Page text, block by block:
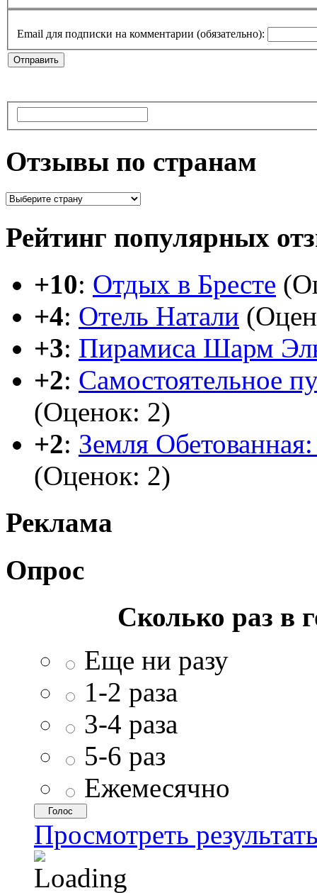
Email для подписки на комментарии (обязательно):
Отзывы по странам
Рейтинг популярных
+10: Отдых в Бресте
+4: Отель Натали
+3: Пирамиса Шарм
+2: Самостоятельное
(Оценок: 2)
+2: Земля
(Оценок: 2)
Реклама
Опрос
Сколько раз в
Еще ни разу
1-2 раза
3-4 раза
5-6 раз
Ежемесячно
Просмотреть